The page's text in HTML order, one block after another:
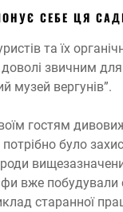
СЕБЕ ЦЯ
та їх
доволі звичним
музей вергунів”.
гостям
було
вже побудували
старанної